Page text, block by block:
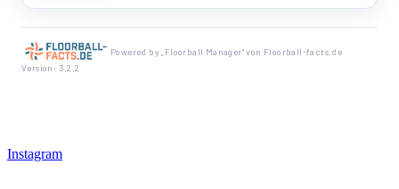
Powered by „Floorball Manager" von Floorball-facts.de
Version: 3.2.2
Instagram